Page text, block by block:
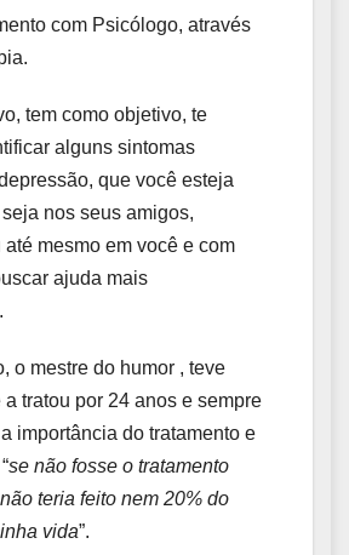
com Psicólogo, através
tem como objetivo, te
alguns sintomas
que você esteja
nos seus amigos,
mesmo em você e com
ajuda mais
o mestre do humor , teve
a tratou por 24 anos e sempre
importância do tratamento e
se não fosse o tratamento
teria feito nem 20% do
vida”.